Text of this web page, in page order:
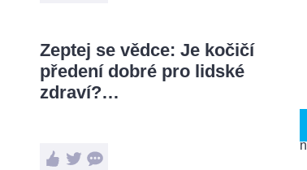
Zeptej se vědce: Je kočičí
předení dobré pro lidské
zdraví?…